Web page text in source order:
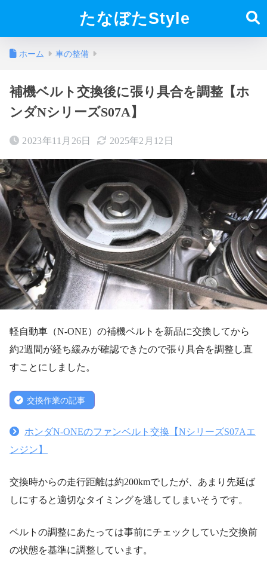
たなぼたStyle
ホーム 車の整備
補機ベルト交換後に張り具合を調整【ホ
ンダNシリーズS07A】
2023年11月26日 2025年2月12日
軽自動車（N-ONE）の補機ベルトを新品に交換してから
約2週間が経ち緩みが確認できたので張り具合を調整し直
すことにしました。
交換作業の記事
ホンダN-ONEのファンベルト交換【NシリーズS07Aエ
ンジン】
交換時からの走行距離は約200kmでしたが、あまり先延ば
しにすると適切なタイミングを逃してしまいそうです。
ベルトの調整にあたっては事前にチェックしていた交換前
の状態を基準に調整しています。